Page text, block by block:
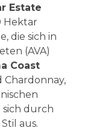
Estate
Hektar
die sich in
(AVA)
Coast
Chardonnay,
sich durch
aus.